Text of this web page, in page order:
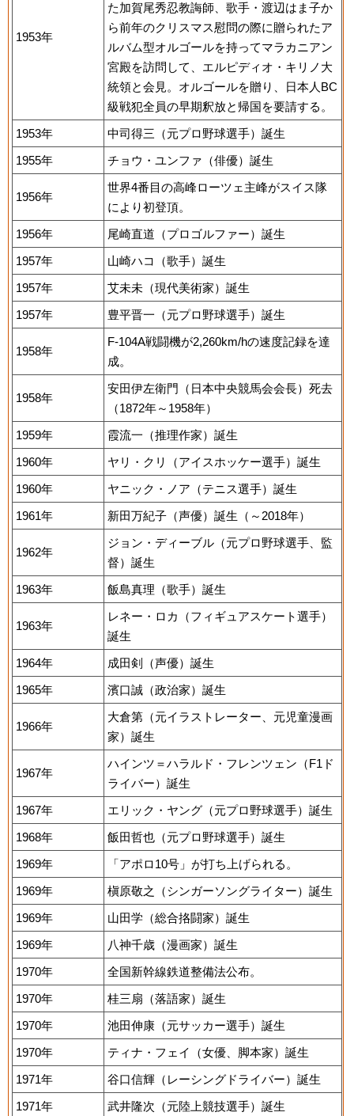
1953年
た加賀尾秀忍教誨師、歌手・渡辺はま子か
ら前年のクリスマス慰問の際に贈られたア
ルバム型オルゴールを持ってマラカニアン
宮殿を訪問して、エルピディオ・キリノ大
統領と会見。オルゴールを贈り、日本人BC
級戦犯全員の早期釈放と帰国を要請する。
1953年
中司得三（元プロ野球選手）誕生
1955年
チョウ・ユンファ（俳優）誕生
1956年
世界4番目の高峰ローツェ主峰がスイス隊
により初登頂。
1956年
尾崎直道（プロゴルファー）誕生
1957年
山崎ハコ（歌手）誕生
1957年
艾未未（現代美術家）誕生
1957年
豊平晋一（元プロ野球選手）誕生
1958年
F-104A戦闘機が2,260km/hの速度記録を達
成。
1958年
安田伊左衛門（日本中央競馬会会長）死去
（1872年～1958年）
1959年
霞流一（推理作家）誕生
1960年
ヤリ・クリ（アイスホッケー選手）誕生
1960年
ヤニック・ノア（テニス選手）誕生
1961年
新田万紀子（声優）誕生（～2018年）
1962年
ジョン・ディーブル（元プロ野球選手、監
督）誕生
1963年
飯島真理（歌手）誕生
1963年
レネー・ロカ（フィギュアスケート選手）
誕生
1964年
成田剣（声優）誕生
1965年
濱口誠（政治家）誕生
1966年
大倉第（元イラストレーター、元児童漫画
家）誕生
1967年
ハインツ＝ハラルド・フレンツェン（F1ド
ライバー）誕生
1967年
エリック・ヤング（元プロ野球選手）誕生
1968年
飯田哲也（元プロ野球選手）誕生
1969年
「アポロ10号」が打ち上げられる。
1969年
槇原敬之（シンガーソングライター）誕生
1969年
山田学（総合挌闘家）誕生
1969年
八神千歳（漫画家）誕生
1970年
全国新幹線鉄道整備法公布。
1970年
桂三扇（落語家）誕生
1970年
池田伸康（元サッカー選手）誕生
1970年
ティナ・フェイ（女優、脚本家）誕生
1971年
谷口信輝（レーシングドライバー）誕生
1971年
武井隆次（元陸上競技選手）誕生